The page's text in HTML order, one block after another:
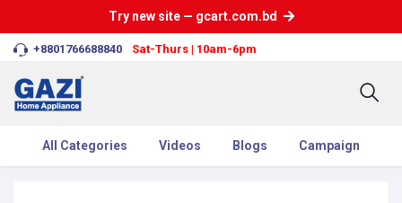
Try new site — gcart.com.bd
+8801766688840 Sat-Thurs | 10am-6pm
All Categories Videos Blogs Campaign